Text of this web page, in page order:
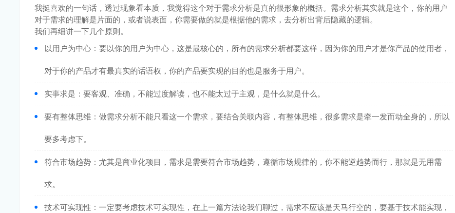
我挺喜欢的一句话，透过现象看本质，我觉得这个对于需求分析是真的很形象的概括。需求分析其实就是这个，你的用户
对于需求的理解是片面的，或者说表面，你需要做的就是根据他的需求，去分析出背后隐藏的逻辑。
我们再细讲一下几个原则。
以用户为中心：要以你的用户为中心，这是最核心的，所有的需求分析都要这样，因为你的用户才是你产品的使用者，
对于你的产品才有最真实的话语权，你的产品要实现的目的也是服务于用户。
实事求是：要客观、准确，不能过度解读，也不能太过于主观，是什么就是什么。
要有整体思维：做需求分析不能只看这一个需求，要结合关联内容，有整体思维，很多需求是牵一发而动全身的，所以
要多考虑下。
符合市场趋势：尤其是商业化项目，需求是需要符合市场趋势，遵循市场规律的，你不能逆趋势而行，那就是无用需
求。
技术可实现性：一定要考虑技术可实现性，在上一篇方法论我们聊过，需求不应该是天马行空的，要基于技术能实现，